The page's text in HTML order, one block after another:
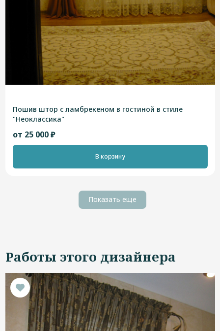
Пошив штор с ламбрекеном в гостиной в стиле
"Неоклассика"
от 25 000 ₽
В корзину
Показать еще
Работы этого дизайнера